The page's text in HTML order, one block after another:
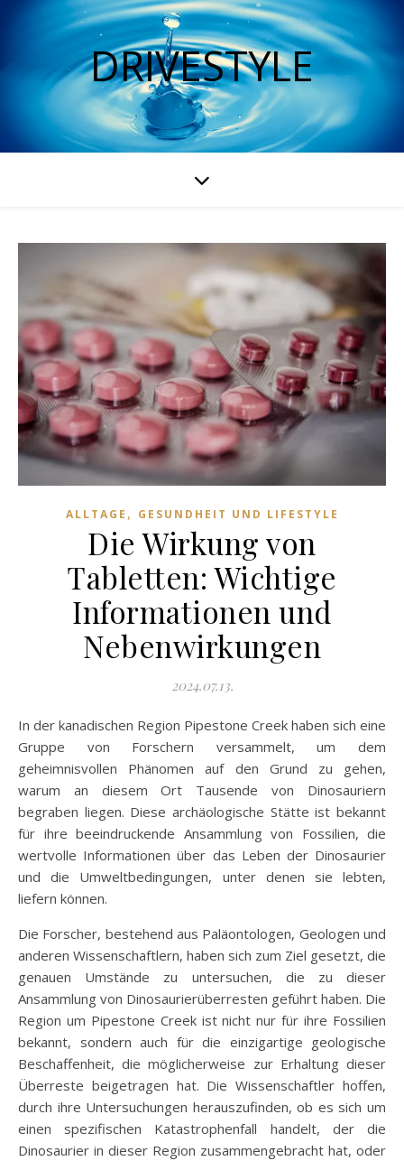
DRIVESTYLE
ALLTAGE , GESUNDHEIT UND LIFESTYLE
Die Wirkung von
Tabletten: Wichtige
Informationen und
Nebenwirkungen
2024.07.13.
In der kanadischen Region Pipestone Creek haben sich eine
Gruppe von Forschern versammelt, um dem
geheimnisvollen Phänomen auf den Grund zu gehen,
warum an diesem Ort Tausende von Dinosauriern
begraben liegen. Diese archäologische Stätte ist bekannt
für ihre beeindruckende Ansammlung von Fossilien, die
wertvolle Informationen über das Leben der Dinosaurier
und die Umweltbedingungen, unter denen sie lebten,
liefern können.
Die Forscher, bestehend aus Paläontologen, Geologen und
anderen Wissenschaftlern, haben sich zum Ziel gesetzt, die
genauen Umstände zu untersuchen, die zu dieser
Ansammlung von Dinosaurierüberresten geführt haben. Die
Region um Pipestone Creek ist nicht nur für ihre Fossilien
bekannt, sondern auch für die einzigartige geologische
Beschaffenheit, die möglicherweise zur Erhaltung dieser
Überreste beigetragen hat. Die Wissenschaftler hoffen,
durch ihre Untersuchungen herauszufinden, ob es sich um
einen spezifischen Katastrophenfall handelt, der die
Dinosaurier in dieser Region zusammengebracht hat, oder